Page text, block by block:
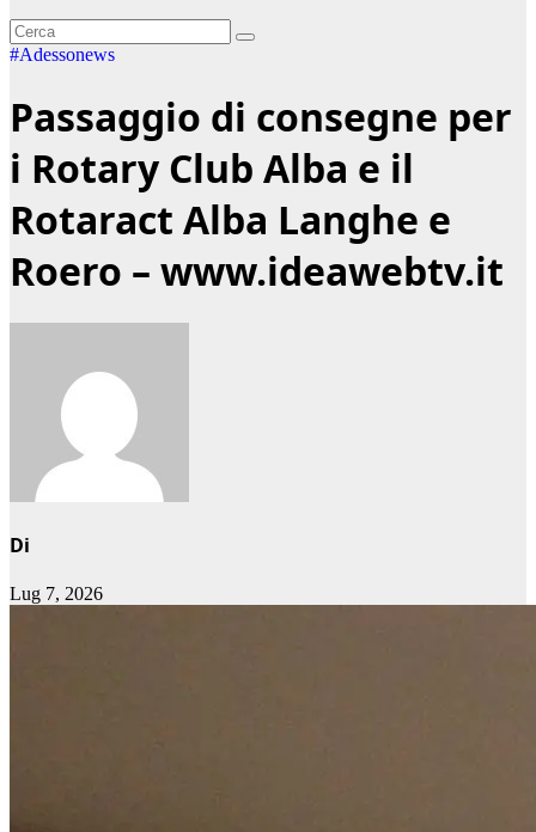
#Adessonews
Passaggio di consegne per
i Rotary Club Alba e il
Rotaract Alba Langhe e
Roero – www.ideawebtv.it
Di
Lug 7, 2026